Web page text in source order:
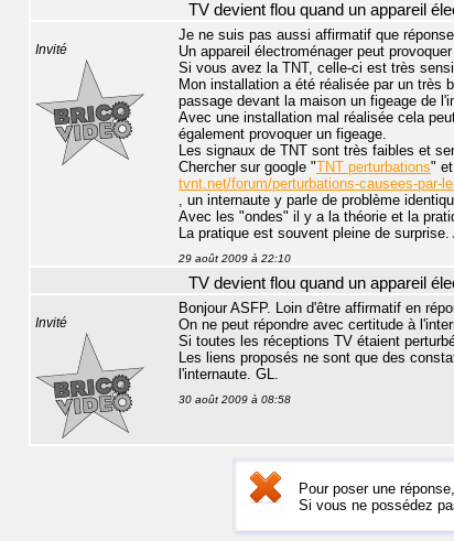
TV devient flou quand un appareil
Invité
Je ne suis pas aussi affirmatif que réponse
Un appareil électroménager peut
Si vous avez la TNT, celle-ci est très
Mon installation a été réalisée par un très
passage devant la maison un figeage de
Avec une installation mal réalisée cela
également provoquer un figeage.
Les signaux de TNT sont très faibles et
Chercher sur google "TNT perturbations"
tvnt.net/forum/perturbations-causees-par-
, un internaute y parle de problème
Avec les "ondes" il y a la théorie et la
La pratique est souvent pleine de surprise.
29 août 2009 à 22:10
TV devient flou quand un appareil
Invité
Bonjour ASFP. Loin d'être affirmatif en
On ne peut répondre avec certitude à
Si toutes les réceptions TV étaient
Les liens proposés ne sont que des
l'internaute. GL.
30 août 2009 à 08:58
Pour poser une
Si vous ne possédez